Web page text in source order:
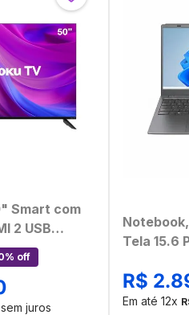
Smart com
2 USB
e Google
off
sem juros
Tela 15.6
Cinza
R$ 2.
Em até12x